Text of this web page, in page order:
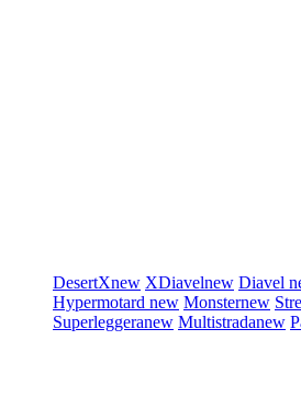
DesertXnew XDiavelnew Diavel
Hypermotard new Monsternew
Superleggeranew Multistradanew